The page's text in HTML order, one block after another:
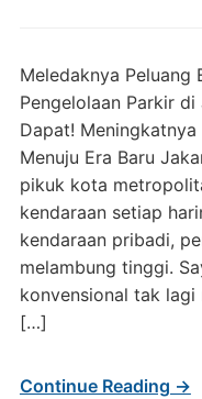
Meledaknya Peluang
Pengelolaan Parkir
Dapat!
Menuju Era Baru
pikuk kota
kendaraan setiap
kendaraan pribadi,
melambung tinggi.
konvensional tak
[…]
Continue Reading →